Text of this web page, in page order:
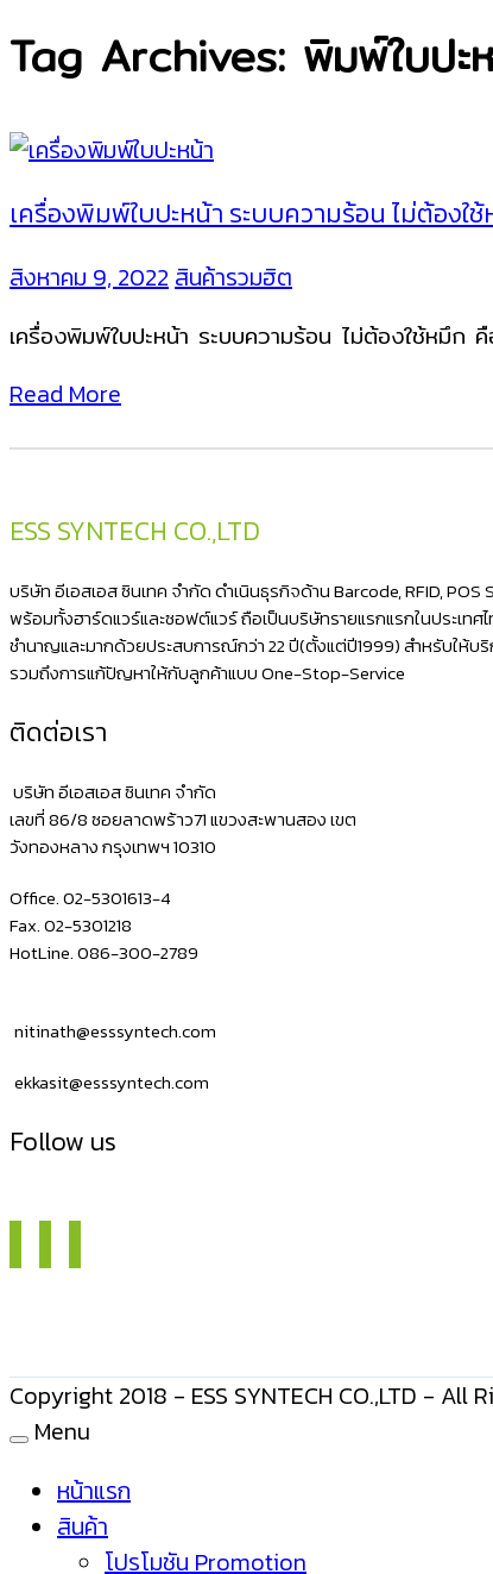
Tag Archives: พิมพ์ใบปะ
เครื่องพิมพ์ใบปะหน้า ระบบความร้อน ไม่ต้อง
สิงหาคม 9, 2022สินค้ารวมฮิต
เครื่องพิมพ์ใบปะหน้า ระบบความร้อน ไม่ต้องใช้หมึก
Read More
ESS SYNTECH CO.,LTD
บริษัท อีเอสเอส ซินเทค จำกัด ดำเนินธุรกิจด้าน Barcode, RFID,
พร้อมทั้งฮาร์ดแวร์และซอฟต์แวร์ ถือเป็นบริษัทรายแรกแรกในประเทศ
ชำนาญและมากด้วยประสบการณ์กว่า 22 ปี(ตั้งแต่ปี1999) สำหรับให้บ
รวมถึงการแก้ปัญหาให้กับลูกค้าแบบ One-Stop-Service
ติดต่อเรา
บริษัท อีเอสเอส ซินเทค จำกัด
เลขที่ 86/8 ซอยลาดพร้าว71 แขวงสะพานสอง เขต
วังทองหลาง กรุงเทพฯ 10310
Office. 02-5301613-4
Fax. 02-5301218
HotLine. 086-300-2789
nitinath@esssyntech.com
ekkasit@esssyntech.com
Follow us
Copyright 2018 - ESS SYNTECH CO.,LTD - All
Menu
หน้าแรก
สินค้า
โปรโมชัน Promotion